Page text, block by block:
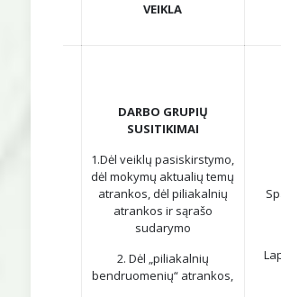
VEIKLA
DARBO GRUPIŲ
SUSITIKIMAI
1.Dėl veiklų pasiskirstymo,
dėl mokymų aktualių temų
atrankos, dėl piliakalnių
atrankos ir sąrašo
sudarymo
2. Dėl „piliakalnių
bendruomenių“ atrankos,